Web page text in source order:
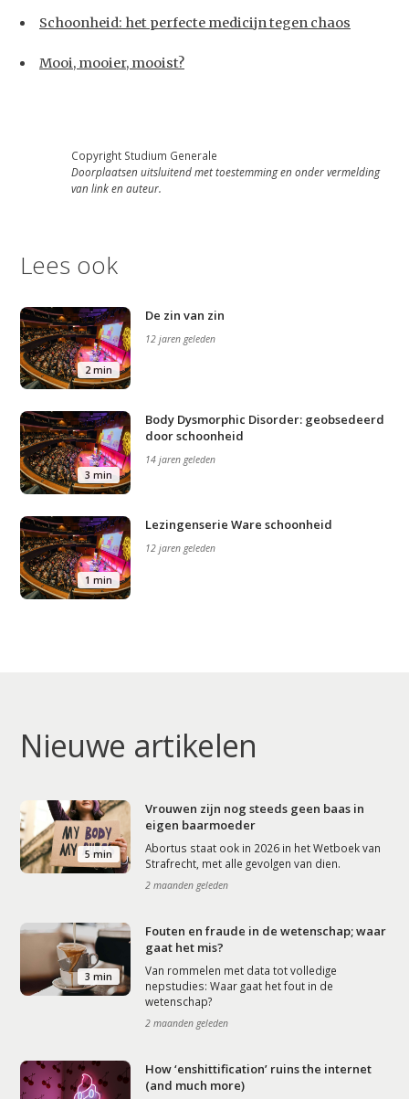
Schoonheid: het perfecte medicijn tegen chaos
Mooi, mooier, mooist?
Copyright Studium Generale
Doorplaatsen uitsluitend met toestemming en onder vermelding
van link en auteur.
Lees ook
2 min
De zin van zin
12 jaren geleden
3 min
Body Dysmorphic Disorder: geobsedeerd
door schoonheid
14 jaren geleden
1 min
Lezingenserie Ware schoonheid
12 jaren geleden
Nieuwe artikelen
5 min
Vrouwen zijn nog steeds geen baas in
eigen baarmoeder
Abortus staat ook in 2026 in het Wetboek van
Strafrecht, met alle gevolgen van dien.
2 maanden geleden
3 min
Fouten en fraude in de wetenschap; waar
gaat het mis?
Van rommelen met data tot volledige
nepstudies: Waar gaat het fout in de
wetenschap?
2 maanden geleden
How ‘enshittification’ ruins the internet
(and much more)